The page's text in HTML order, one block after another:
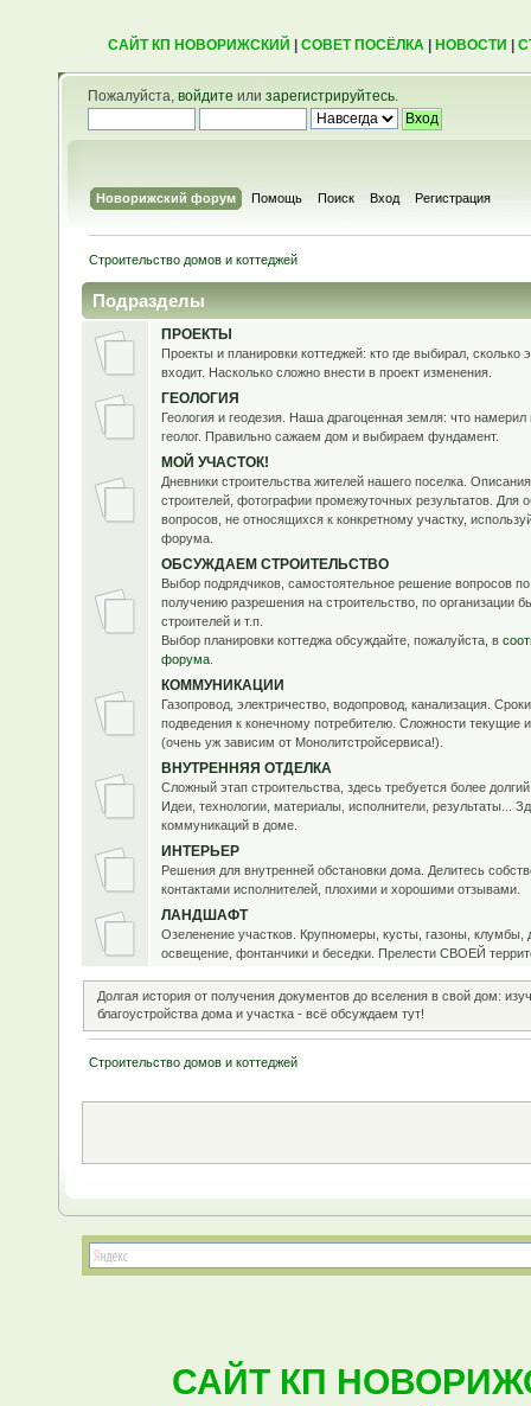
САЙТ КП НОВОРИЖСКИЙ СОВЕТ ПОСЁЛКА| НОВОСТИ
Пожалуйста, войдите или зарегистрируйтесь.
Новорижский форум Помощь Поиск Вход Регистрация
Строительство домов и коттеджей
Подразделы
ПРОЕКТЫ
Проекты и планировки коттеджей: кто где выбирал, сколько
входит. Насколько сложно внести в проект изменения.
ГЕОЛОГИЯ
Геология и геодезия. Наша драгоценная земля: что намерил
геолог. Правильно сажаем дом и выбираем фундамент.
МОЙ УЧАСТОК!
Дневники строительства жителей нашего поселка.
строителей, фотографии промежуточных результатов. Для
вопросов, не относящихся к конкретному участку,
форума.
ОБСУЖДАЕМ СТРОИТЕЛЬСТВО
Выбор подрядчиков, самостоятельное решение вопросов
получению разрешения на строительство, по организации
строителей и т.п.
Выбор планировки коттеджа обсуждайте, пожалуйста, в
форума.
КОММУНИКАЦИИ
Газопровод, электричество, водопровод, канализация.
подведения к конечному потребителю. Сложности текущие
(очень уж зависим от Монолитстройсервиса!).
ВНУТРЕННЯЯ ОТДЕЛКА
Сложный этап строительства, здесь требуется более
Идеи, технологии, материалы, исполнители, результаты...
коммуникаций в доме.
ИНТЕРЬЕР
Решения для внутренней обстановки дома. Делитесь
контактами исполнителей, плохими и хорошими отзывами.
ЛАНДШАФТ
Озеленение участков. Крупномеры, кусты, газоны, клумбы,
освещение, фонтанчики и беседки. Прелести СВОЕЙ
Долгая история от получения документов до вселения в свой дом:
благоустройства дома и участка - всё обсуждаем тут!
Строительство домов и коттеджей
САЙТ КП